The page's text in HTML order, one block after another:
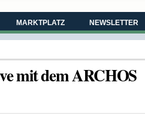
MARKTPLATZ NEWSLETTER
mit dem ARCHOS